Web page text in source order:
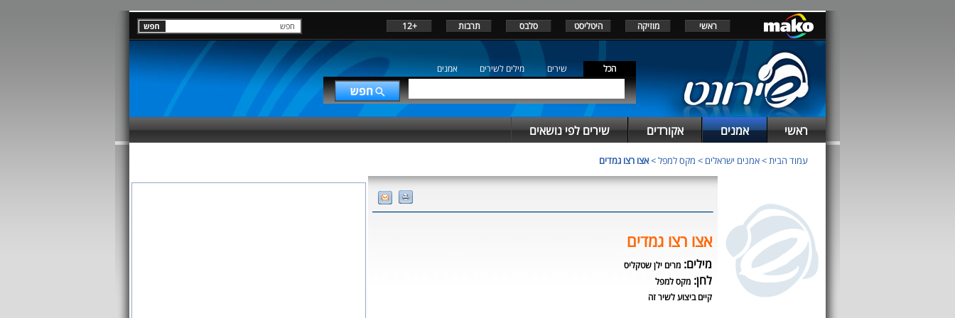
ראשי מוזיקה היטליסט סלבס תרבות +12
הכל שירים מילים לשירים אמנים
ראשי אמנים אקורדים שירים לפי נושאים
עמוד הבית>אמנים ישראלים > מקס למפל>אצו רצו גמדים
אצו רצו גמדים
מילים: מרים ילן שטקליס
לחן: מקס למפל
קיים ביצוע לשיר זה